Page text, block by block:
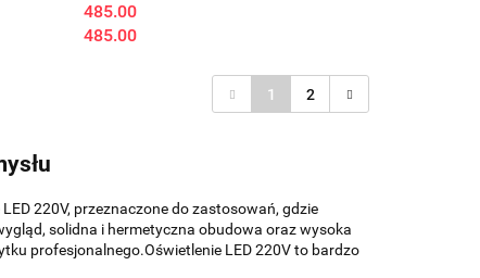
485.00
485.00
1 2
220V, przeznaczonedo zastosowań, gdzie
solidna i hermetyczna obudowa oraz wysoka
profesjonalnego.Oświetlenie LED 220V to bardzo